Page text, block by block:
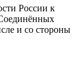
России к
и со стороны